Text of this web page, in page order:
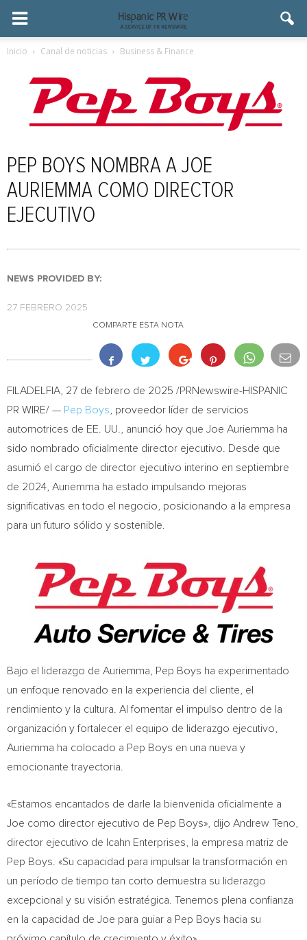
Inicio Canal de noticias Business & Finance
PEP BOYS NOMBRA A JOE
AURIEMMA COMO DIRECTOR
EJECUTIVO
NEWS PROVIDED BY:
27 FEBRERO 2025
COMPARTE ESTA NOTA
FILADELFIA 27 de febrero de 2025 /PRNewswire-HISPANIC
PR WIRE/ — Pep Boys , proveedor líder de servicios
automotrices de EE. UU., anunció hoy que Joe Auriemma ha
sido nombrado oficialmente director ejecutivo. Desde que
asumió el cargo de director ejecutivo interino en septiembre
de 2024, Auriemma ha estado impulsando mejoras
significativas en todo el negocio, posicionando a la empresa
para un futuro sólido y sostenible.
Bajo el liderazgo de Auriemma, Pep Boys ha experimentado
un enfoque renovado en la experiencia del cliente, el
rendimiento y la cultura. Al fomentar el impulso dentro de la
organización y fortalecer el equipo de liderazgo ejecutivo,
Auriemma ha colocado a Pep Boys en una nueva y
emocionante trayectoria.
«Estamos encantados de darle la bienvenida oficialmente a
Joe como director ejecutivo de Pep Boys», dijo Andrew Teno
director ejecutivo de Icahn Enterprises, la empresa matriz de
Pep Boys. «Su capacidad para impulsar la transformación en
un período de tiempo tan corto demuestra su liderazgo
excepcional y su visión estratégica. Tenemos plena confianza
en la capacidad de Joe para guiar a Pep Boys hacia su